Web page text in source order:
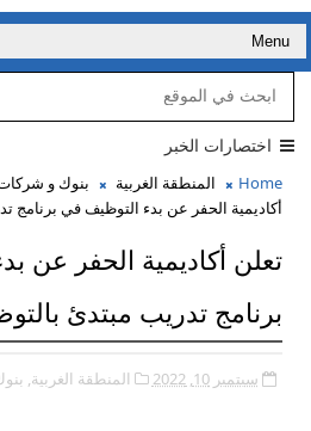
اختصارات الخبر
Home المنطقة الغربية بنوك و
أكاديمية الحفر عن بدء التوظيف في برنامج
تعلن أكاديمية الحفر عن
برنامج تدريب مبتدئ
سبتمبر 10, 2022 المنطقة الغربية,